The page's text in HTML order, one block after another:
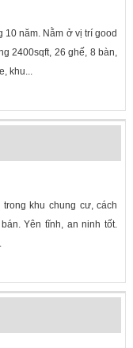
10 năm. Nằm ở vị trí good
2400sqft, 26 ghế, 8 bàn,
khu...
khu chung cư, cách
Yên tĩnh, an ninh tốt.